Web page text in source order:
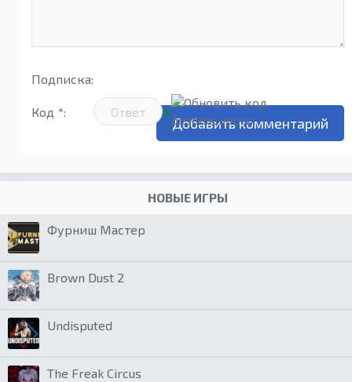
Подписка:
Код *:
НОВЫЕ ИГРЫ
Фурниш Мастер
Brown Dust 2
Undisputed
The Freak Circus